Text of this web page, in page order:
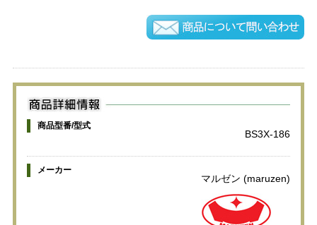
商品型番/型式
BS3X-186
メーカー
マルゼン (maruzen)